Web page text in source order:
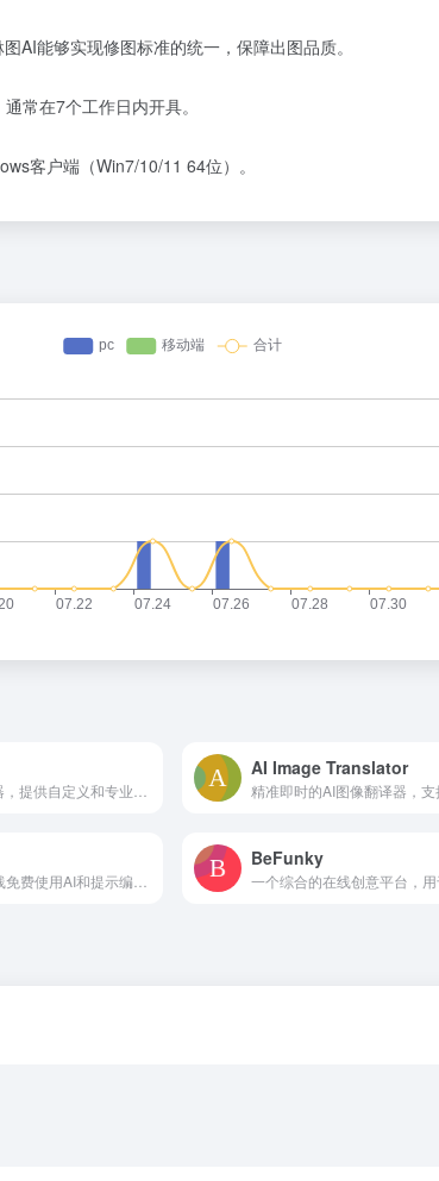
AI能够实现修图标准的统一，保障出图品质。
常在7个工作日内开具。
客户端（Win7/10/11 64位）。
AI Image Translator
BeFunky